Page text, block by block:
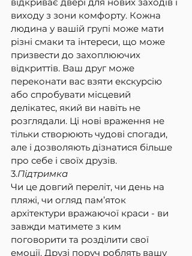
виходу з зони комфорту. Кожна
людина у вашій групі може мати
різні смаки та інтереси, що може
призвести до захоплюючих
відкриттів. Ваш друг може
переконати вас взяти екскурсію
або спробувати місцевий
делікатес, який ви навіть не
розглядали. Ці нові враження не
тільки створюють чудові спогади,
але і дозволяють дізнатися більше
про себе і своїх друзів.
3.Підтримка
Чи це довгий переліт, чи день на
пляжі, чи огляд пам’яток
архітектури вражаючої краси - ви
завжди матимете з ким
поговорити та розділити свої
емоції. Друзі поруч роблять вашу